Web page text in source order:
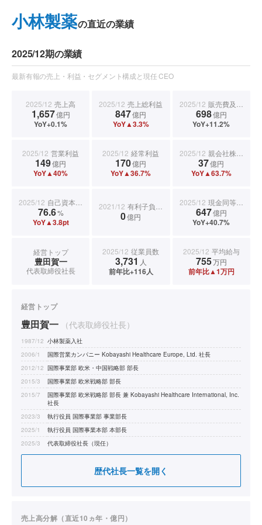
小林製薬の直近の業績
2025/12期の業績
最新有報の売上・利益・セグメント構成と現任 CEO
2025/12 売上高
1,657億円
YoY+0.1%
2025/12 売上総利益
847億円
YoY▲3.3%
2025/12 販売費及び一般管理費
698億円
YoY+11.2%
2025/12 営業利益
149億円
YoY▲40%
2025/12 経常利益
170億円
YoY▲36.7%
2025/12 親会社株主に帰属する当期純利益
37億円
YoY▲63.7%
2025/12 自己資本比率
76.6%
YoY▲3.8pt
2021/12 有利子負債合計
0億円
2025/12 現金同等物期末残高
647億円
YoY+40.7%
経営トップ
豊田賀一
代表取締役社長
2025/12 従業員数
3,731 人
前年比+116人
2025/12 平均給与
755万円
前年比▲1万円
経営トップ
豊田賀一 （代表取締役社長）
1987/12 小林製薬入社
2006/1
国際営業カンパニー Kobayashi Healthcare Europe, Ltd. 社長
2012/12 国際事業部 欧米・中国戦略部 部長
2015/3
国際事業部 欧米戦略部 部長
2015/7
国際事業部 欧米戦略部 部長 兼 Kobayashi Healthcare International, Inc.
社長
2023/3
執行役員 国際事業部 事業部長
2025/1
執行役員 国際事業本部 本部長
2025/3
代表取締役社長（現任）
歴代社長一覧を開く
売上高分解（直近10ヵ年・億円）